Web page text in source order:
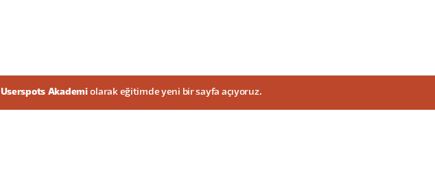
Userspots Akademiolarak eğitimde yeni bir sayfa açıyoruz.